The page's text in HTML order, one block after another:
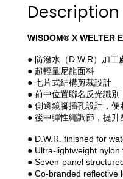
Description
WISDOM® X WELTER
● 防潑水（D.W.R）加工
● 超輕量尼龍面料
● 七片式結構剪裁設計
● 前中位置聯名反光識別
● 側邊鏡腳插孔設計，便
● 後中彈性繩調節，提升
● D.W.R. finished for
● Ultra-lightweight
● Seven-panel
● Co-branded reflective